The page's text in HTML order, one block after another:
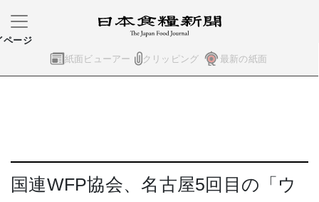
紙面ビューアー クリッピング 最新の紙面
ページ
国連WFP協会、名古屋5回目の「ウ